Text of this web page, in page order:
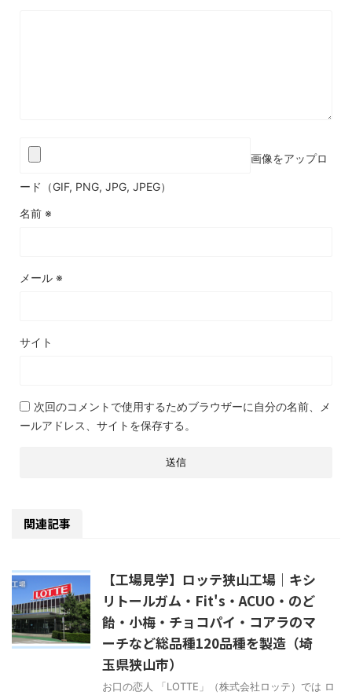
画像をアップロ
ード（GIF, PNG, JPG, JPEG）
名前 ※
メール ※
サイト
次回のコメントで使用するためブラウザーに自分の名前、メ
ールアドレス、サイトを保存する。
関連記事
【工場見学】ロッテ狭山工場｜キシ
リトールガム・Fit's・ACUO・のど
飴・小梅・チョコパイ・コアラのマ
ーチなど総品種120品種を製造（埼
玉県狭山市）
お口の恋人 「LOTTE」（株式会社ロッテ）では ロ